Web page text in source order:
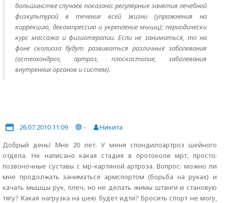
большинстве случаев показано: регулярные занятия лечебной
физкультурой в течение всей жизни (упражнения на
коррекцию, декомпрессию и укрепление мышц); периодически
курс массажа и физиотерапии. Если не заниматься, то на
фоне сколиоза будут развиваться различные заболевания
(остеохондроз, артроз, плоскостопие, заболевания
внутренних органов и систем).
26.07.2010 11:09 -
Никита
Добрый день! Мне 20 лет. У меня спондилоартроз шейного
отдела. Не написано какая стадия в протоколе мрт, просто:
позвоночные суставы с мр-картиной артроза. Вопрос: можно ли
мне продолжать заниматься армспортом (борьба на руках) и
качать мышцы рук, плеч, но не делать жимы штанги и становую
тягу? Какая нагрузка на шею будет идти? Бросить спорт не могу,